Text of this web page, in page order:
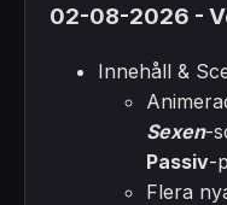
02-08-2026 -
Innehåll &
Sexen-
Passiv-
Flera